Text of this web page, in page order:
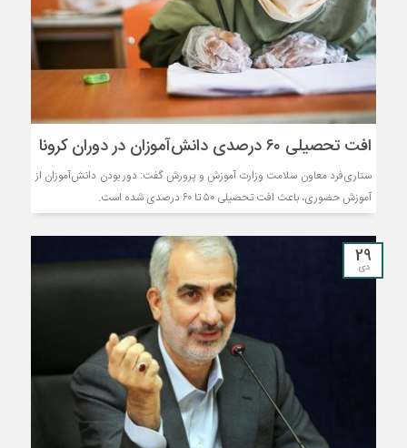
افت تحصیلی ۶۰ درصدی دانش‌آموزان در دوران کرونا
ستار‌ی‌فرد معاون سلامت وزارت آموزش و پرورش گفت: دور بودن دانش‌آموزان از
آموزش حضوری، باعث افت تحصیلی ۵۰ تا ۶۰ درصدی شده است.
29
دی